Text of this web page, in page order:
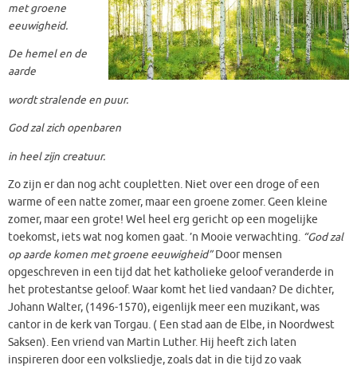
met groene
eeuwigheid.
De hemel en de
aarde
wordt stralende en puur.
God zal zich openbaren
in heel zijn creatuur.
Zo zijn er dan nog acht coupletten. Niet over een droge of een
warme of een natte zomer, maar een groene zomer. Geen kleine
zomer, maar een grote! Wel heel erg gericht op een mogelijke
toekomst, iets wat nog komen gaat. ’n Mooie verwachting. “God zal
op aarde komen met groene eeuwigheid”Door mensen
opgeschreven in een tijd dat het katholieke geloof veranderde in
het protestantse geloof. Waar komt het lied vandaan? De dichter,
Johann Walter, (1496-1570), eigenlijk meer een muzikant, was
cantor in de kerk van Torgau. ( Een stad aan de Elbe, in Noordwest
Saksen). Een vriend van Martin Luther. Hij heeft zich laten
inspireren door een volksliedje, zoals dat in die tijd zo vaak